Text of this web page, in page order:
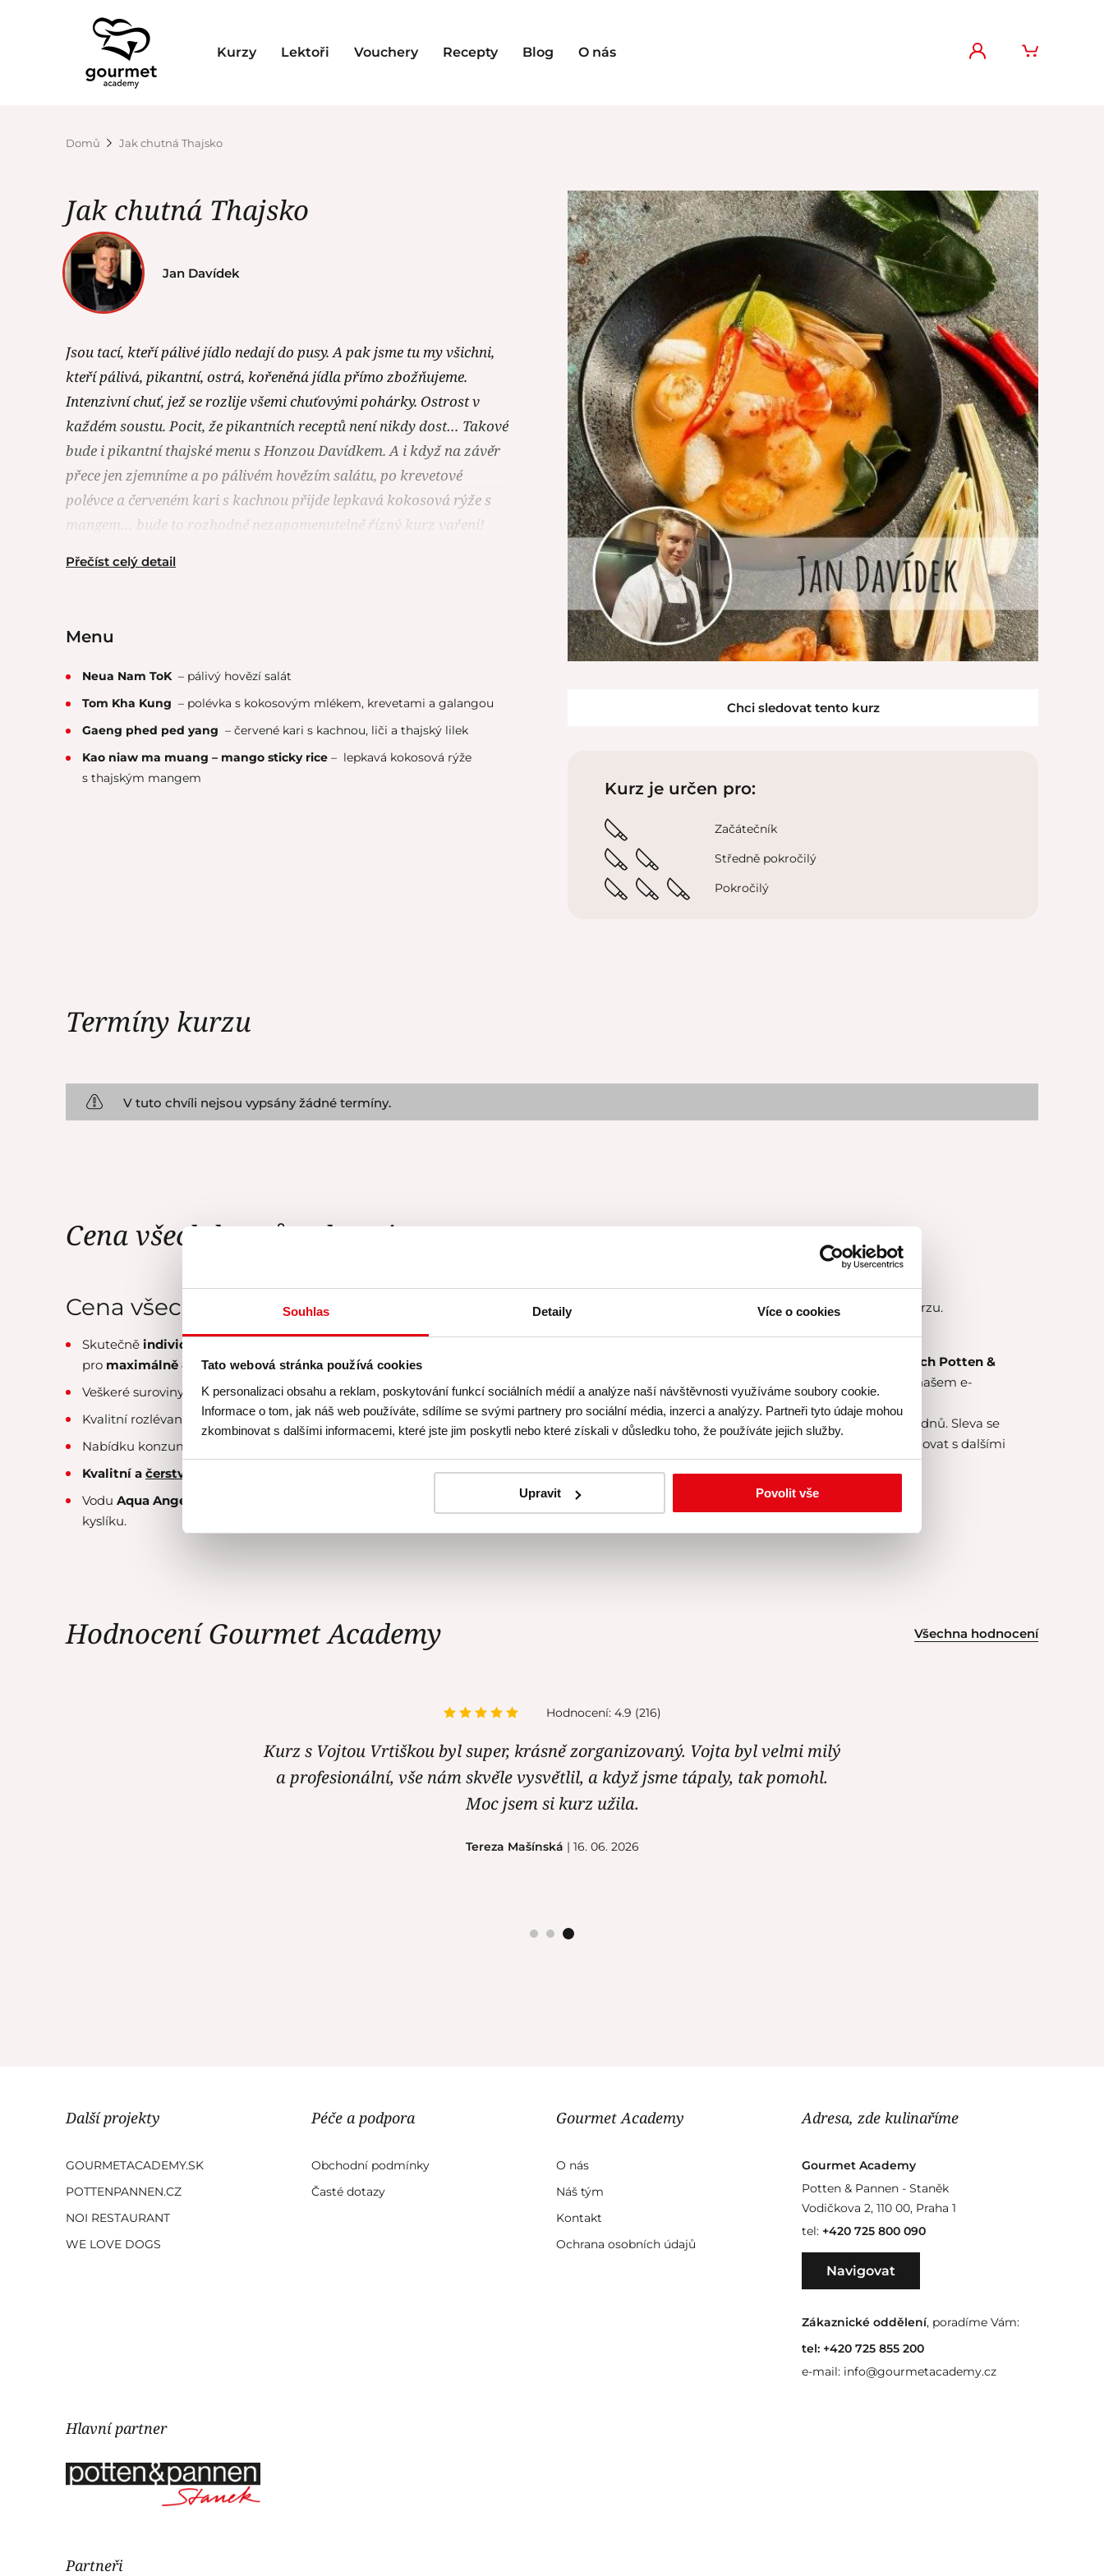
Souhlas Detaily Více o cookies
Tato webová stránka používá cookies
K personalizaci obsahu a reklam, poskytování funkcí sociálních médií a analýze naší návštěvnosti využíváme soubory cookie.
Informace o tom, jak náš web používáte, sdílíme se svými partnery pro sociální média, inzerci a analýzy. Partneři tyto údaje mohou
zkombinovat s dalšími informacemi, které jste jim poskytli nebo které získali v důsledku toho, že používáte jejich služby.
Upravit Povolit vše
Kurzy Lektoři Vouchery Recepty Blog O nás
Domů Jak chutná Thajsko
Jak chutná Thajsko
Jan Davídek
Chci sledovat tento kurz
Kurz je určen pro:
Začátečník
Středně pokročilý
Pokročilý
Jsou tací, kteří pálivé jídlo nedají do pusy. A pak jsme tu my všichni,
kteří pálivá, pikantní, ostrá, kořeněná jídla přímo zbožňujeme.
Intenzivní chuť, jež se rozlije všemi chuťovými pohárky. Ostrost v
každém soustu. Pocit, že pikantních receptů není nikdy dost… Takové
bude i pikantní thajské menu s Honzou Davídkem. A i když na závěr
přece jen zjemníme a po pálivém hovězím salátu, po krevetové
polévce a červeném kari s kachnou přijde lepkavá kokosová rýže s
mangem… bude to rozhodně nezapomenutelně řízný kurz vaření!
Přečíst celý detail
Menu
Neua Nam ToK– pálivý hovězí salát
Tom Kha Kung – polévka s kokosovým mlékem, krevetami a galangou
Gaeng phed ped yang – červené kari s kachnou, liči a thajský lilek
Kao niaw ma muang – mango sticky rice – lepkavá kokosová rýže
s thajským mangem
Termíny kurzu
V tuto chvíli nejsou vypsány žádné termíny.
Cena všech kurzů zahrnuje
Cena všech našich kurzů zahrnuje
Skutečně individuální péči
pro maximálně 8 účastníků.
Veškeré suroviny, u nichž klademe velký důraz na čerstvost a kvalitu.
Kvalitní rozlévané
víno od Simply Wines.
Nabídku konzumace exkluzivních
Kvalitní a čerstvě praženou kávu
Vodu Aqua Angels
kyslíku.
zástěry Gourmet Academyv průběhu kurzu.
Certifikáto absolvování kurzu.
Slevu 10 % na nákup zboží v prodejnách Potten &
a nebo na našem e-
shopu
www.pottenpannen.cz
(Nabídka platí v den konání kurzu a následujících 14 dnů. Sleva se
nevztahuje na již zlevněné zboží, slevu nelze kombinovat s dalšími
akčními nabídkami.)
Hodnocení Gourmet Academy Všechna hodnocení
Hodnocení: 4.9 (216)
Kurz s Vojtou Vrtiškou byl super, krásně zorganizovaný. Vojta byl velmi milý
a profesionální, vše nám skvěle vysvětlil, a když jsme tápaly, tak pomohl.
Moc jsem si kurz užila.
Tereza Mašínská | 16. 06. 2026
Další projekty
GOURMETACADEMY.SK
POTTENPANNEN.CZ
NOI RESTAURANT
WE LOVE DOGS
Péče a podpora
Obchodní podmínky
Časté dotazy
Gourmet Academy
O nás
Náš tým
Kontakt
Ochrana osobních údajů
Adresa, zde kulinaříme
Gourmet Academy
Potten & Pannen - Staněk
Vodičkova 2, 110 00, Praha 1
tel: +420 725 800 090
Navigovat
Zákaznické oddělení, poradíme Vám:
tel: +420 725 855 200
e-mail: info@gourmetacademy.cz
Hlavní partner
Partneři